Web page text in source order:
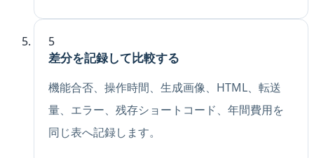
5
差分を記録して比較する
機能合否、操作時間、生成画像、HTML、転送
量、エラー、残存ショートコード、年間費用を
同じ表へ記録します。